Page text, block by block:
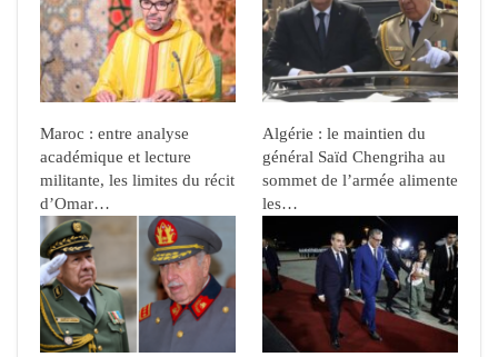
Maroc : entre analyse
académique et lecture
militante, les limites du récit
d’Omar…
Algérie : le maintien du
général Saïd Chengriha au
sommet de l’armée alimente
les…